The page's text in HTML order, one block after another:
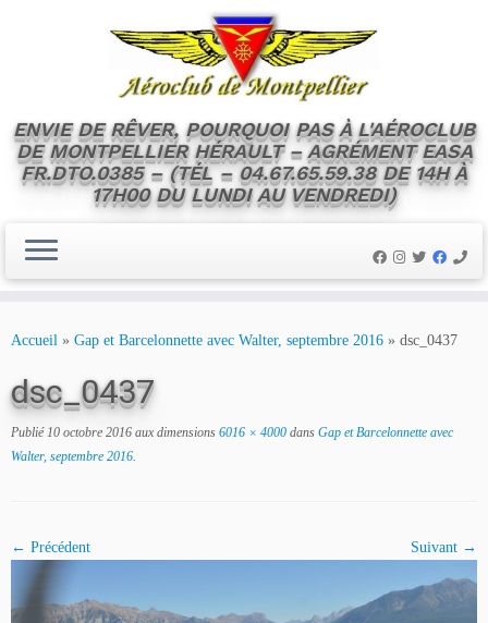
ENVIE DE RÊVER, POURQUOI PAS À L'AÉROCLUB
DE MONTPELLIER HÉRAULT – AGRÉMENT EASA
FR.DTO.0385 – (TÉL – 04.67.65.59.38 DE 14H À
17H00 DU LUNDI AU VENDREDI)
Accueil » Gap et Barcelonnette avec Walter, septembre 2016 » dsc_0437
dsc_0437
Publié 10 octobre 2016 aux dimensions 6016 × 4000 dans Gap et Barcelonnette avec
Walter, septembre 2016.
← Précédent Suivant →